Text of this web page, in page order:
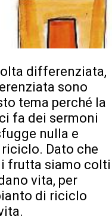
differenziata,
sono
tema perché la
fa dei sermoni
nulla e
Dato che
frutta siamo colti
vita, per
di riciclo